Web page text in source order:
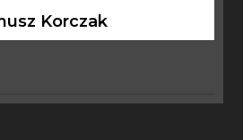
Korczak